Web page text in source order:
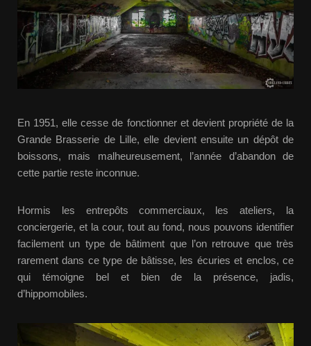
En 1951, elle cesse de fonctionner et devient propriété de la
Grande Brasserie de Lille, elle devient ensuite un dépôt de
boissons, mais malheureusement, l’année d’abandon de
cette partie reste inconnue.
Hormis les entrepôts commerciaux, les ateliers, la
conciergerie, et la cour, tout au fond, nous pouvons identifier
facilement un type de bâtiment que l’on retrouve que très
rarement dans ce type de bâtisse, les écuries et enclos, ce
qui témoigne bel et bien de la présence, jadis,
d’hippomobiles.